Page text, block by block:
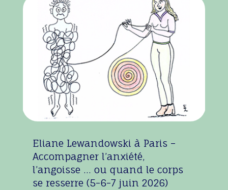
Eliane Lewandowski à Paris –
Accompagner l’anxiété,
l’angoisse … ou quand le corps
se resserre (5-6-7 juin 2026)